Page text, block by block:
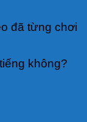
đã từng chơi
không?